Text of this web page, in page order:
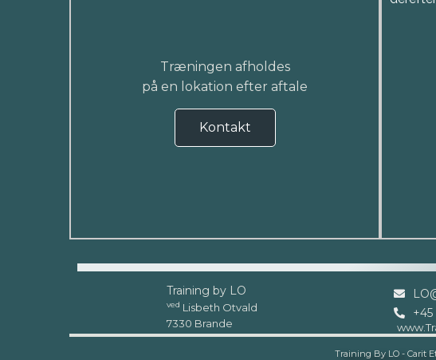
Træningen afholdes
på en lokation efter aftale
Kontakt
Training by LO
ved Lisbeth Otvald
7330 Brande
Training By LO - Carit